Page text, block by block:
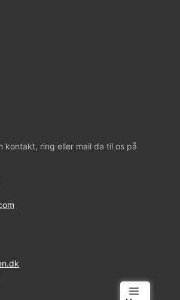
kontakt, ring eller mail da til os på